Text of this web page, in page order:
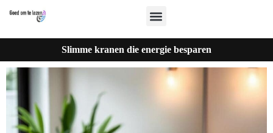
Slimme kranen die energie besparen